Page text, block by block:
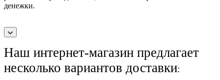
денежки.
Наш интернет-магазин предлагает
несколько вариантов доставки: